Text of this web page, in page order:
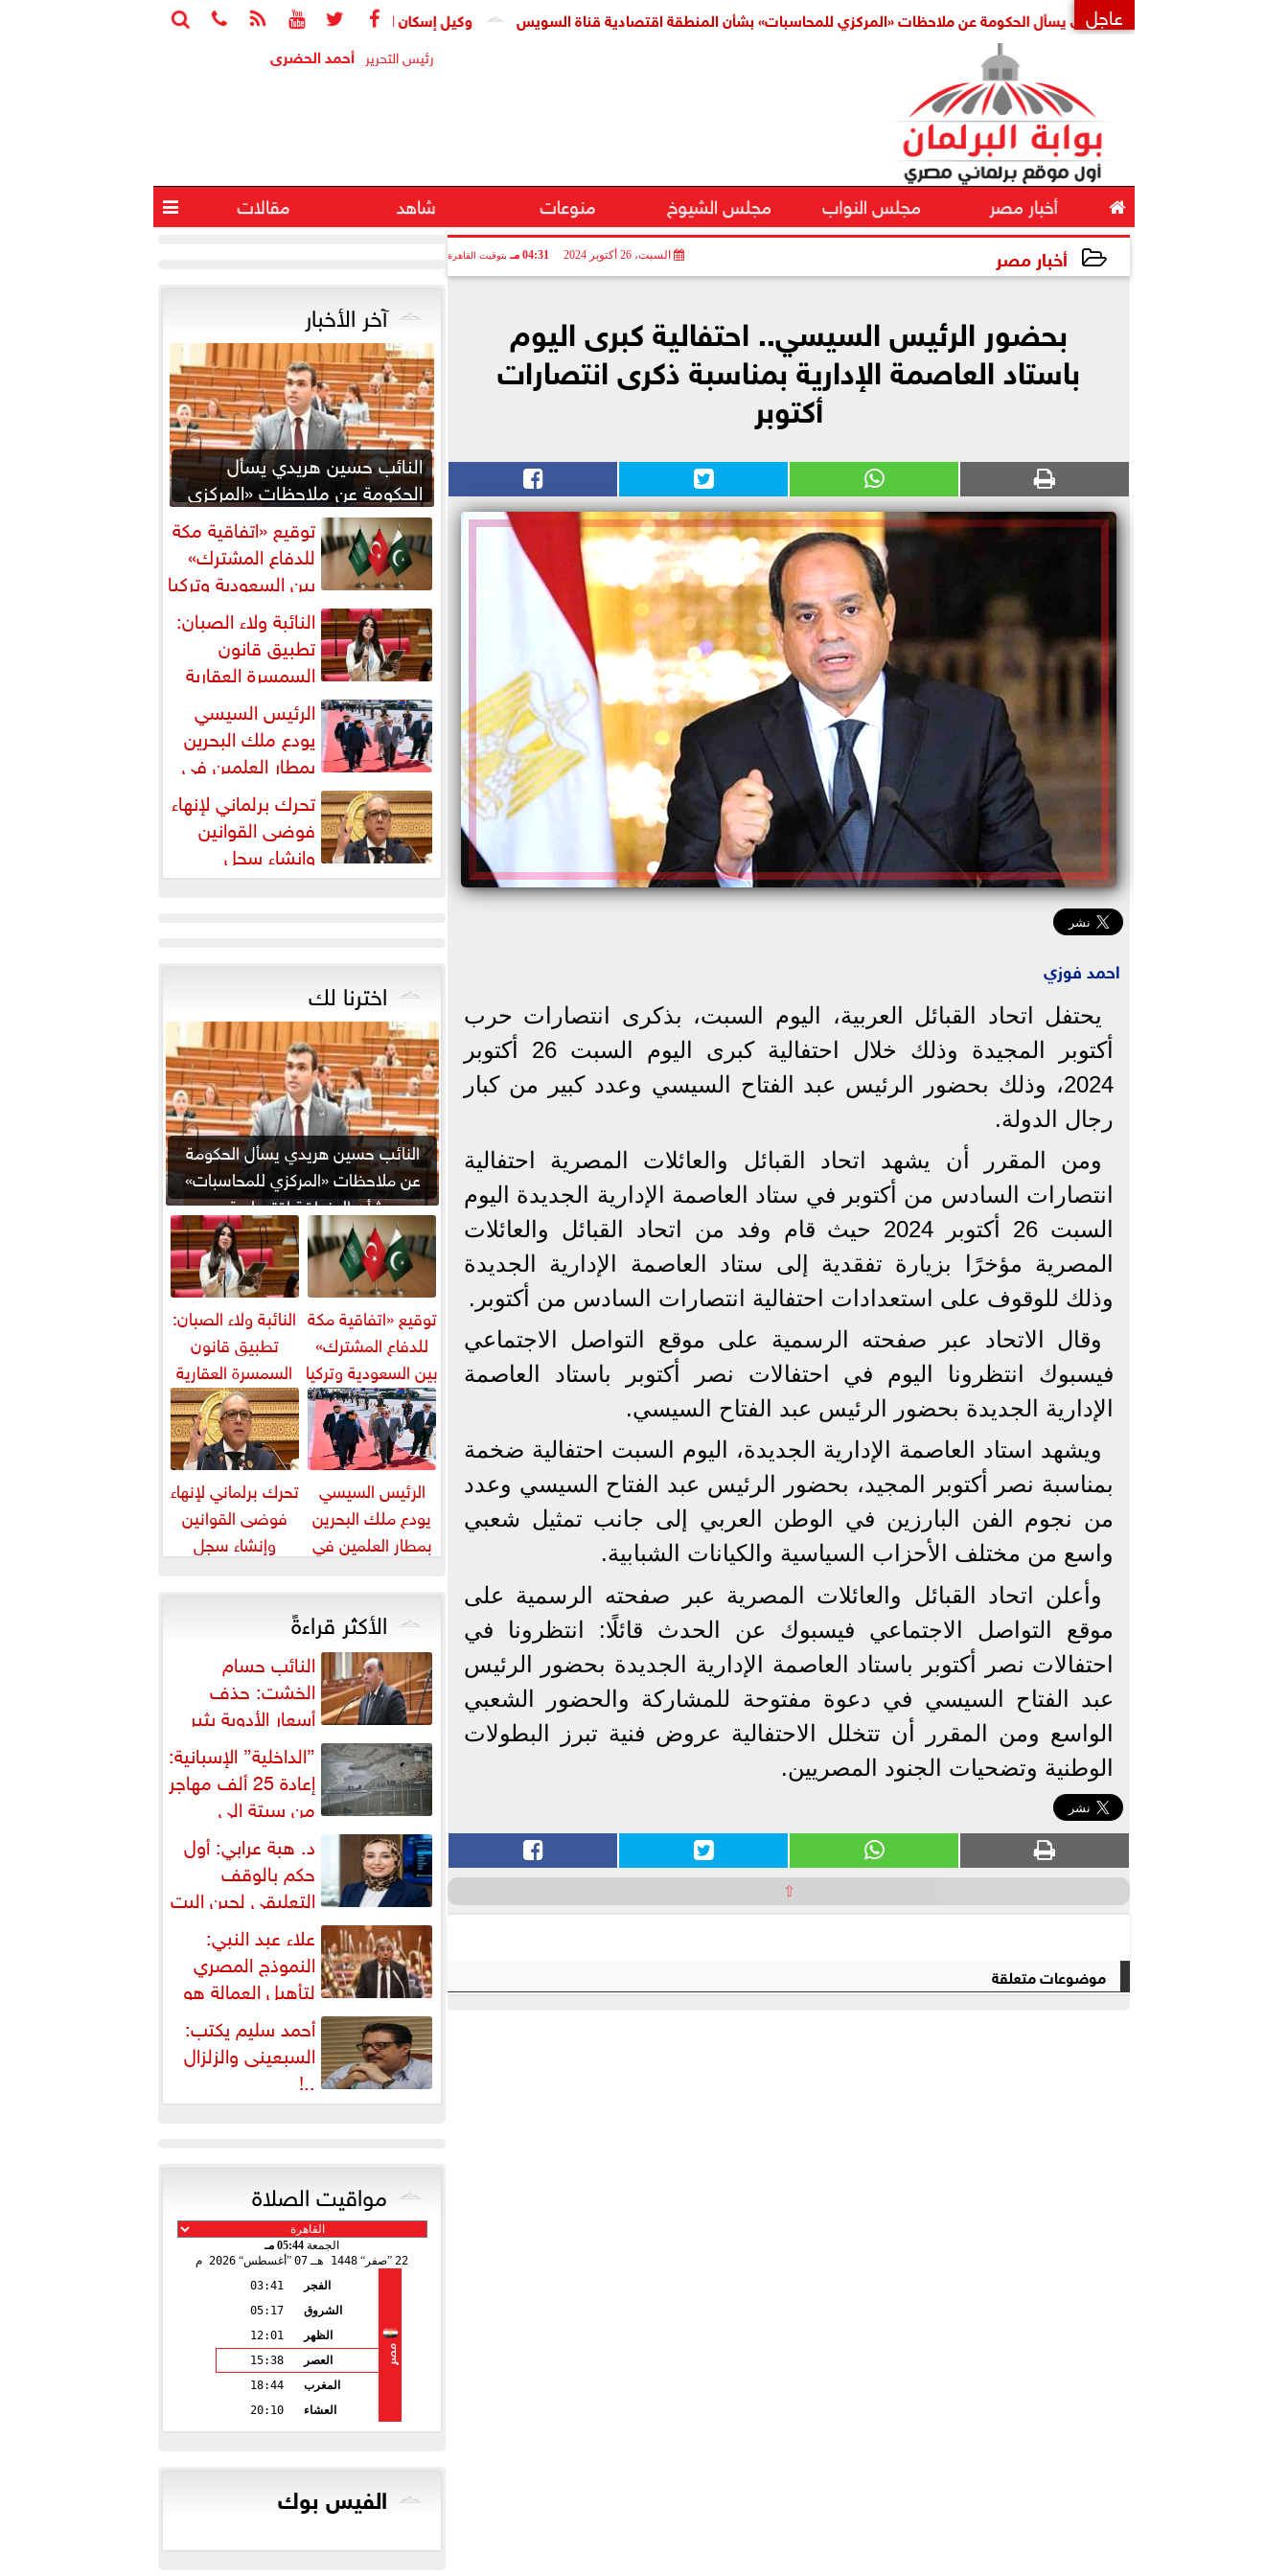





 عاجل وكيل إسكان النواب: الوحدات المغلقة ثروة قومية معطلة واستغلالها يخفف أزمة النائب حسين هريدي يسأل الحكومة عن ملاحظات «المركزي للمحاسبات» بشأن المنطقة اقتصادية قناة السويس
رئيس التحرير أحمد الحضرى
 أخبار مصر مجلس النواب مجلس الشيوخ منوعات شاهد مقالات 
أخبار مصر السبت، 26 أكتوبر 2024 04:31 مـ بتوقيت القاهرة
بحضور الرئيس السيسي.. احتفالية كبرى اليوم
باستاد العاصمة الإدارية بمناسبة ذكرى انتصارات
أكتوبر
احمد فوزي
يحتفل اتحاد القبائل العربية، اليوم السبت، بذكرى انتصارات حرب
أكتوبر المجيدة وذلك خلال احتفالية كبرى اليوم السبت 26 أكتوبر
2024، وذلك بحضور الرئيس عبد الفتاح السيسي وعدد كبير من كبار
رجال الدولة.
ومن المقرر أن يشهد اتحاد القبائل والعائلات المصرية احتفالية
انتصارات السادس من أكتوبر في ستاد العاصمة الإدارية الجديدة اليوم
السبت 26 أكتوبر 2024 حيث قام وفد من اتحاد القبائل والعائلات
المصرية مؤخرًا بزيارة تفقدية إلى ستاد العاصمة الإدارية الجديدة
وذلك للوقوف على استعدادات احتفالية انتصارات السادس من أكتوبر.
وقال الاتحاد عبر صفحته الرسمية على موقع التواصل الاجتماعي
فيسبوك انتظرونا اليوم في احتفالات نصر أكتوبر باستاد العاصمة
الإدارية الجديدة بحضور الرئيس عبد الفتاح السيسي.
ويشهد استاد العاصمة الإدارية الجديدة، اليوم السبت احتفالية ضخمة
بمناسبة نصر أكتوبر المجيد، بحضور الرئيس عبد الفتاح السيسي وعدد
من نجوم الفن البارزين في الوطن العربي إلى جانب تمثيل شعبي
واسع من مختلف الأحزاب السياسية والكيانات الشبابية.
وأعلن اتحاد القبائل والعائلات المصرية عبر صفحته الرسمية على
موقع التواصل الاجتماعي فيسبوك عن الحدث قائلًا: انتظرونا في
احتفالات نصر أكتوبر باستاد العاصمة الإدارية الجديدة بحضور الرئيس
عبد الفتاح السيسي في دعوة مفتوحة للمشاركة والحضور الشعبي
الواسع ومن المقرر أن تتخلل الاحتفالية عروض فنية تبرز البطولات
الوطنية وتضحيات الجنود المصريين.
⇧
موضوعات متعلقة
آخر الأخبار
النائب حسين هريدي يسأل
الحكومة عن ملاحظات «المركزي
للمحاسبات» بشأن المنطقة
اقتصادية...
توقيع «اتفاقية مكة
للدفاع المشترك»
بين السعودية وتركيا
وباكستان
النائبة ولاء الصبان:
تطبيق قانون
السمسرة العقارية
ضرورة لضبط السوق وحماية
حقوق...
الرئيس السيسي
يودع ملك البحرين
بمطار العلمين في
ختام زيارته إلى مصرتحرك برلماني لإنهاء
فوضى القوانين
وإنشاء سجل
تشريعي إلكتروني
اخترنا لك
النائب حسين هريدي يسأل الحكومة
عن ملاحظات «المركزي للمحاسبات»
بشأن المنطقة اقتصادية...
توقيع «اتفاقية مكة
للدفاع المشترك»
بين السعودية وتركيا
وباكستان
النائبة ولاء الصبان:
تطبيق قانون
السمسرة العقارية
ضرورة لضبط
السوق وحماية
حقوق...
الرئيس السيسي
يودع ملك البحرين
بمطار العلمين في
تحرك برلماني لإنهاء
فوضى القوانين
وإنشاء سجل
الأكثر قراءةً
النائب حسام
الخشت: حذف
أسعار الأدوية يثير
إشكالية دستورية ويهدد حق
المواطن...
”الداخلية” الإسبانية:
إعادة 25 ألف مهاجر
من سبتة إلى
المغرب... وارتفاع حصيلة...
د. هبة عرابي: أول
حكم بالوقف
التعليقي لحين البت
في الطعن على... علاء عبد النبي:
النموذج المصري
لتأهيل العمالة هو
البديل العملي والأمثل لأزمات...
أحمد سليم يكتب:
السبعينى والزلزال
..!
مواقيت الصلاة
الجمعة 05:44 مـ
22 صفر 1448 هـ 07 أغسطس 2026 م
مصر
الفجر
03:41
الشروق
05:17
الظهر
12:01
العصر
15:38
المغرب
18:44
العشاء
20:10
الفيس بوك